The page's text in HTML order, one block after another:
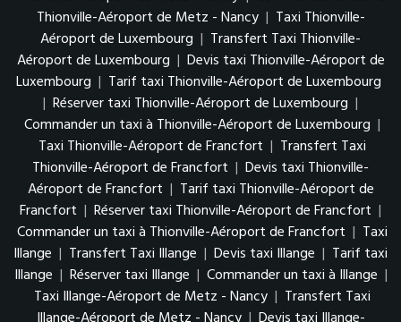
Thionville-Aéroport de Metz - Nancy | Taxi Thionville-
Aéroport de Luxembourg | Transfert Taxi Thionville-
Aéroport de Luxembourg | Devis taxi Thionville-Aéroport de
Luxembourg | Tarif taxi Thionville-Aéroport de Luxembourg
| Réserver taxi Thionville-Aéroport de Luxembourg |
Commander un taxi à Thionville-Aéroport de Luxembourg |
Taxi Thionville-Aéroport de Francfort | Transfert Taxi
Thionville-Aéroport de Francfort | Devis taxi Thionville-
Aéroport de Francfort | Tarif taxi Thionville-Aéroport de
Francfort | Réserver taxi Thionville-Aéroport de Francfort |
Commander un taxi à Thionville-Aéroport de Francfort | Taxi
Illange | Transfert Taxi Illange | Devis taxi Illange | Tarif taxi
Illange | Réserver taxi Illange | Commander un taxi à Illange |
Taxi Illange-Aéroport de Metz - Nancy | Transfert Taxi